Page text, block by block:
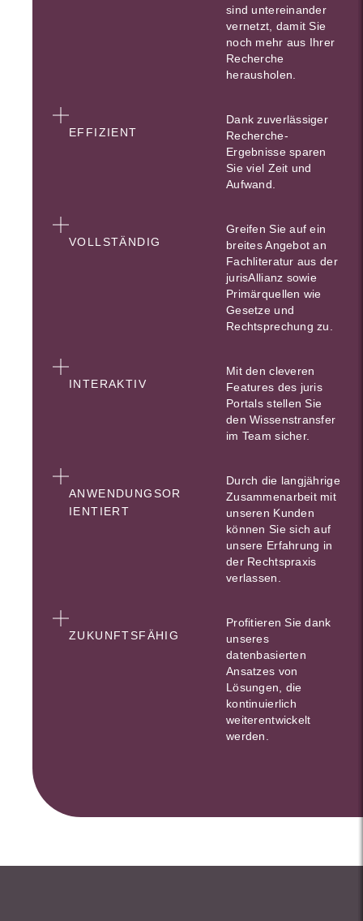
sind untereinander
vernetzt, damit Sie
noch mehr aus Ihrer
Recherche
herausholen.
EFFIZIENT
Dank zuverlässiger
Recherche-
Ergebnisse sparen
Sie viel Zeit und
Aufwand.
VOLLSTÄNDIG
Greifen Sie auf ein
breites Angebot an
Fachliteratur aus der
jurisAllianz sowie
Primärquellen wie
Gesetze und
Rechtsprechung zu.
INTERAKTIV
Mit den cleveren
Features des juris
Portals stellen Sie
den Wissenstransfer
im Team sicher.
ANWENDUNGSOR
IENTIERT
Durch die langjährige
Zusammenarbeit mit
unseren Kunden
können Sie sich auf
unsere Erfahrung in
der Rechtspraxis
verlassen.
ZUKUNFTSFÄHIG
Profitieren Sie dank
unseres
datenbasierten
Ansatzes von
Lösungen, die
kontinuierlich
weiterentwickelt
werden.